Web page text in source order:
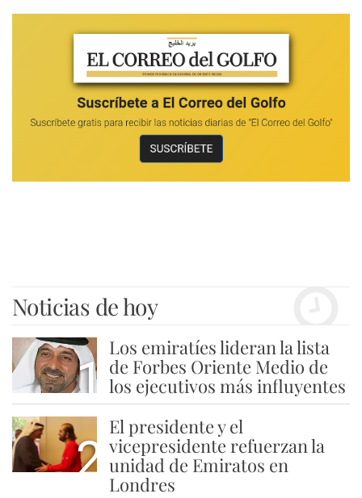
Noticias de hoy
1
Los emiratíes lideran la lista
de Forbes Oriente Medio de
los ejecutivos más influyentes
2
El presidente y el
vicepresidente refuerzan la
unidad de Emiratos en
Londres